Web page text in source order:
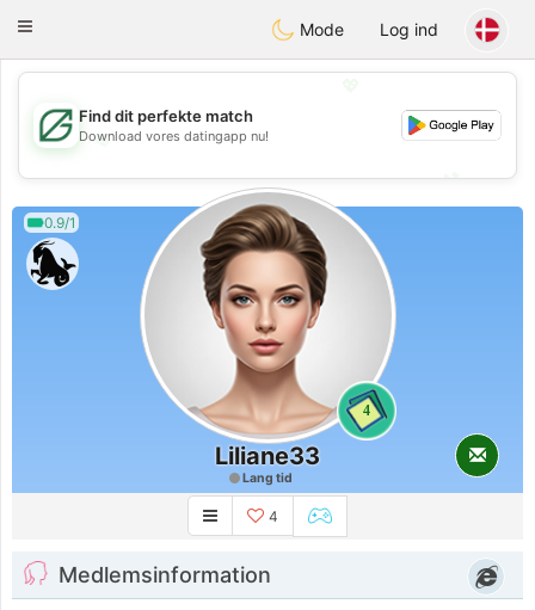
GulfDating
Toggle
Mode Log ind
💖
💕
💕
Find dit perfekte match
Download vores datingapp nu!
0.9/1
4
Liliane33
Lang tid
4
Medlemsinformation